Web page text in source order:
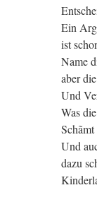
Ein
ist
Name
aber
Und
Was
Und
dazu